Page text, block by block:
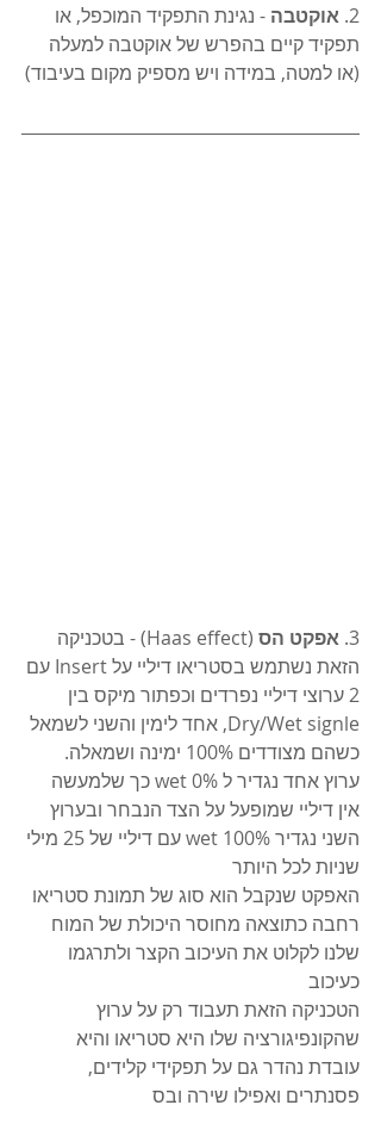
2. אוקטבה - נגינת התפקיד המוכפל, או
תפקיד קיים בהפרש של אוקטבה למעלה
(או למטה, במידה ויש מספיק מקום בעיבוד)
3. אפקט הס
(Haas effect) - בטכניקה
הזאת נשתמש בסטריאו דיליי על Insert עם
2 ערוצי דיליי נפרדים וכפתור מיקס בין
Dry/Wet signle, אחד לימין והשני לשמאל
כשהם מצודדים 100% ימינה ושמאלה.
ערוץ אחד נגדיר ל 0% wet כך שלמעשה
אין דיליי שמופעל על הצד הנבחר ובערוץ
השני נגדיר 100% wet עם דיליי של 25 מילי
שניות לכל היותר
האפקט שנקבל הוא סוג של תמונת סטריאו
רחבה כתוצאה מחוסר היכולת של המוח
שלנו לקלוט את העיכוב הקצר ולתרגמו
כעיכוב
הטכניקה הזאת תעבוד רק על ערוץ
שהקונפיגורציה שלו היא סטריאו והיא
עובדת נהדר גם על תפקידי קלידים,
פסנתרים ואפילו שירה ובס